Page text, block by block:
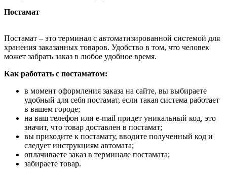
Постамат
Постамат – это терминал с автоматизированной системой для
хранения заказанных товаров. Удобство в том, что человек
может забрать заказ в любое удобное время.
Как работать с постаматом:
в момент оформления заказа на сайте, вы выбираете
удобный для себя постамат, если такая система работает
в вашем городе;
на ваш телефон или e-mail придет уникальный код, это
значит, что товар доставлен в постамат;
вы приходите к постамату, вводите полученный код и
следует инструкциям автомата;
оплачиваете заказ в терминале постамата;
забираете товар.